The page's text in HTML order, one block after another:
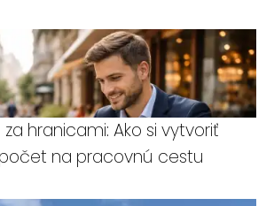
hranicami: Ako si vytvoriť
na pracovnú cestu